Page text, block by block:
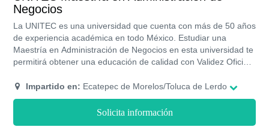
Negocios
La UNITEC es una universidad que cuenta con más de 50 años
de experiencia académica en todo México. Estudiar una
Maestría en Administración de Negocios en esta universidad te
permitirá obtener una educación de calidad con Validez Oficial
accesibles y ofrecen un crédito educativo de hasta un 30%.
Impartido en: Ecatepec de Morelos/Toluca de Lerdo
Solicita información